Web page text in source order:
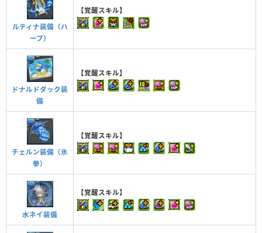
ルティナ装備（ハ
ープ）
【覚醒スキル】
ドナルドダック装
備
【覚醒スキル】
チェルン装備（氷
拳）
【覚醒スキル】
水ネイ装備
【覚醒スキル】